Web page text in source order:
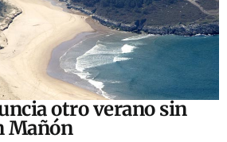
otro verano sin
Mañón